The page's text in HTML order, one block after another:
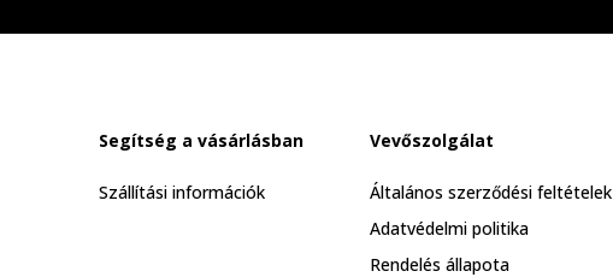
Segítség a vásárlásban
Szállítási információk
Vevőszolgálat
Általános szerződési feltételek
Adatvédelmi politika
Rendelés állapota